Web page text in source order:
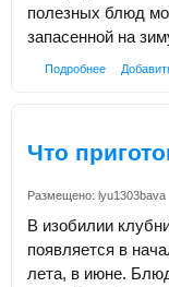
полезных блюд
запасенной на
Подробнее
Что
Размещено: lyu1303bava
В изобилии
появляется в
лета, в июне.